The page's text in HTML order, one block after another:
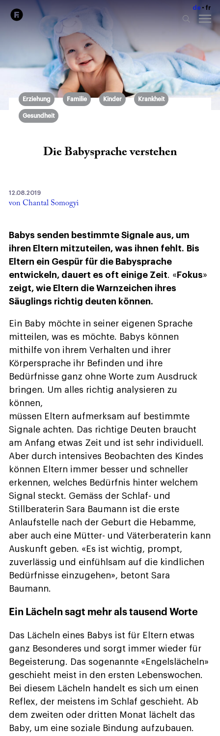
de fr
Erziehung Familie Kinder Krankheit
Gesundheit
Die Babysprache verstehen
12.08.2019
von Chantal Somogyi
Babys senden bestimmte Signale aus, um
ihren Eltern mitzuteilen, was ihnen fehlt. Bis
Eltern ein Gespür für die Babysprache
entwickeln, dauert es oft einige Zeit. « Fokus»
zeigt, wie Eltern die Warnzeichen ihres
Säuglings richtig deuten können.
Ein Baby möchte in seiner eigenen Sprache
mitteilen, was es möchte. Babys können
mithilfe von ihrem Verhalten und ihrer
Körpersprache ihr Befinden und ihre
Bedürfnisse ganz ohne Worte zum Ausdruck
bringen. Um alles richtig analysieren zu
können,
müssen Eltern aufmerksam auf bestimmte
Signale achten. Das richtige Deuten braucht
am Anfang etwas Zeit und ist sehr individuell.
Aber durch intensives Beobachten des Kindes
können Eltern immer besser und schneller
erkennen, welches Bedürfnis hinter welchem
Signal steckt. Gemäss der Schlaf- und
Stillberaterin Sara Baumann ist die erste
Anlaufstelle nach der Geburt die Hebamme,
aber auch eine Mütter- und Väterberaterin kann
Auskunft geben. «Es ist wichtig, prompt,
zuverlässig und einfühlsam auf die kindlichen
Bedürfnisse einzugehen», betont Sara
Baumann.
Ein Lächeln sagt mehr als tausend Worte
Das Lächeln eines Babys ist für Eltern etwas
ganz Besonderes und sorgt immer wieder für
Begeisterung. Das sogenannte «Engelslächeln»
geschieht meist in den ersten Lebenswochen.
Bei diesem Lächeln handelt es sich um einen
Reflex, der meistens im Schlaf geschieht. Ab
dem zweiten oder dritten Monat lächelt das
Baby, um eine soziale Bindung aufzubauen.